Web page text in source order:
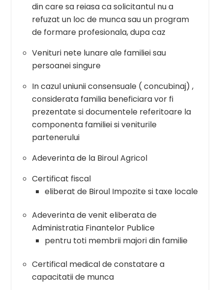
din care sa reiasa ca solicitantul nu a
refuzat un loc de munca sau un program
de formare profesionala, dupa caz
Venituri nete lunare ale familiei sau
persoanei singure
In cazul uniunii consensuale ( concubinaj) ,
considerata familia beneficiara vor fi
prezentate si documentele referitoare la
componenta familiei si veniturile
partenerului
Adeverinta de la Biroul Agricol
Certificat fiscal
eliberat de Biroul Impozite si taxe locale
Adeverinta de venit eliberata de
Administratia Finantelor Publice
pentru toti membrii majori din familie
Certifical medical de constatare a
capacitatii de munca